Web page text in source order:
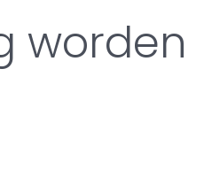
worden